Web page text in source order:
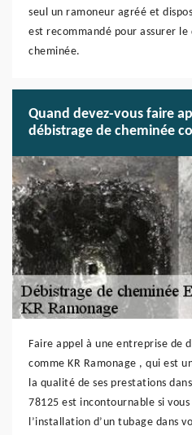
seul un ramoneur agréé et
est recommandé pour assurer
cheminée.
Quand devez-vous faire
débistrage de cheminée
Faire appel à une entreprise de
comme KR Ramonage , qui est
la qualité de ses prestations
78125 est incontournable si
l’installation d’un tubage dans